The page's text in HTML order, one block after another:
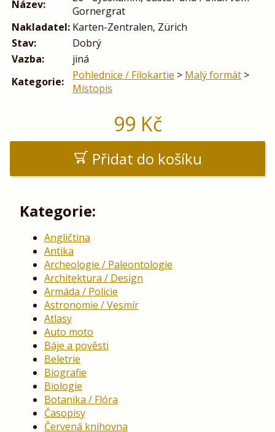
Název:
Gornergrat
Nakladatel: Karten-Zentralen, Zürich
Stav:
Dobrý
Vazba:
jiná
Kategorie:
Pohlednice / Filokartie > Malý formát >
Místopis
99 Kč
Přidat do košíku
Kategorie:
Angličtina
Antika
Archeologie / Paleontologie
Architektura / Design
Armáda / Policie
Astronomie / Vesmír
Atlasy
Auto moto
Báje a pověsti
Beletrie
Biografie
Biologie
Botanika / Flóra
Časopisy
Červená knihovna